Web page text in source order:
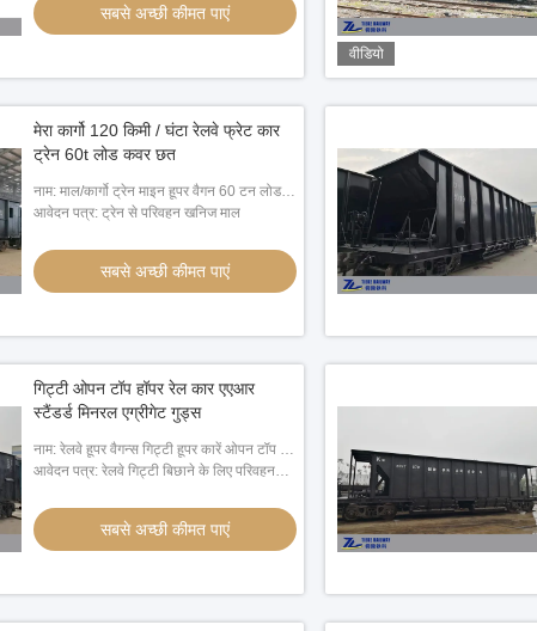
सबसे अच्छी कीमत पाएं
वीडियो
मेरा कार्गो 120 किमी / घंटा रेलवे फ्रेट कार
ट्रेन 60t लोड कवर छत
नाम: माल/कार्गो ट्रेन माइन हूपर वैगन 60 टन लोड
कवर्ड रूफ
आवेदन पत्र: ट्रेन से परिवहन खनिज माल
सबसे अच्छी कीमत पाएं
गिट्टी ओपन टॉप हॉपर रेल कार एएआर
स्टैंडर्ड मिनरल एग्रीगेट गुड्स
नाम: रेलवे हूपर वैगन्स गिट्टी हूपर कारें ओपन टॉप 60
टन लोड
आवेदन पत्र: रेलवे गिट्टी बिछाने के लिए परिवहन
सबसे अच्छी कीमत पाएं